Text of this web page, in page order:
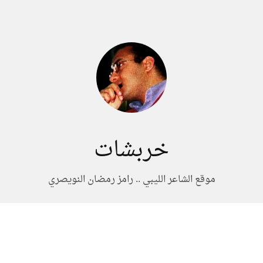
خربشات
موقع الشاعر الليبي .. رامز رمضان النويصري